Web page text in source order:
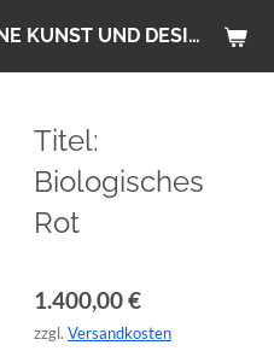
ATELIER FÜR MODERNE KUNST UND DESIGN
Titel:
Biologisches
Rot
1.400,00 €
zzgl. Versandkosten